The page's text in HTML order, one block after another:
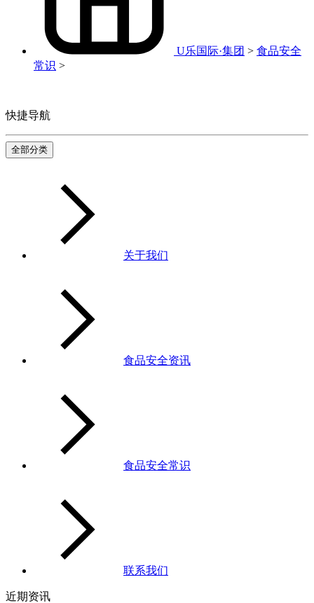
U乐国际·集团 > 食品安全
常识 >
快捷导航
全部分类
关于我们
食品安全资讯
食品安全常识
联系我们
近期资讯